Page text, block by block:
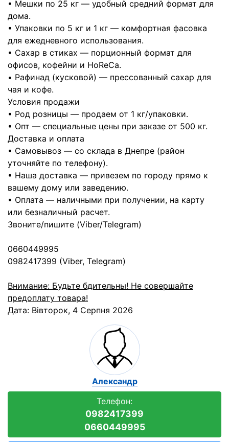
• Мешки по 25 кг — удобный средний формат для
дома.
• Упаковки по 5 кг и 1 кг — комфортная фасовка
для ежедневного использования.
• Сахар в стиках — порционный формат для
офисов, кофейни и HoReCa.
• Рафинад (кусковой) — прессованный сахар для
чая и кофе.
Условия продажи
• Род розницы — продаем от 1 кг/упаковки.
• Опт — специальные цены при заказе от 500 кг.
Доставка и оплата
• Самовывоз — со склада в Днепре (район
уточняйте по телефону).
• Наша доставка — привезем по городу прямо к
вашему дому или заведению.
• Оплата — наличными при получении, на карту
или безналичный расчет.
Звоните/пишите (Viber/Telegram)
0660449995
0982417399 (Viber, Telegram)
Внимание: Будьте бдительны! Не совершайте
предоплату товара!
Дата: Вівторок, 4 Серпня 2026
Александр
Телефон:
0982417399
0660449995